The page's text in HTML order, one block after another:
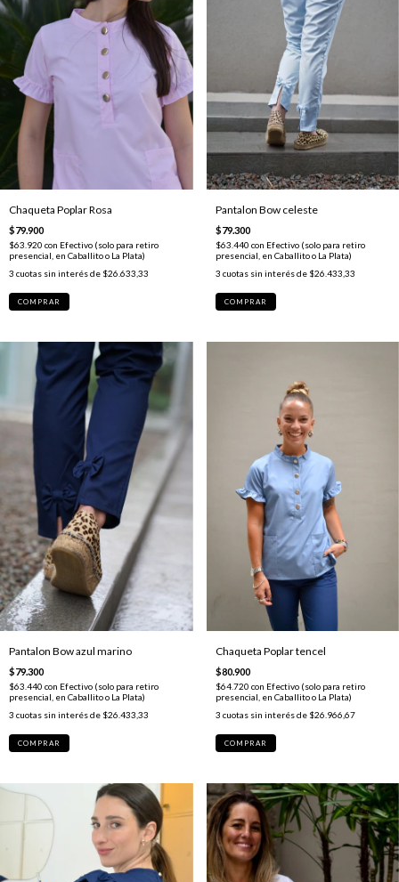
Chaqueta Poplar Rosa
$79.900
$63.920 con Efectivo (solo para retiro
presencial, en Caballito o La Plata)
3 cuotas sin interés de $26.633,33
COMPRAR
Pantalon Bow celeste
$79.300
$63.440 con Efectivo (solo para retiro
presencial, en Caballito o La Plata)
3 cuotas sin interés de $26.433,33
COMPRAR
Pantalon Bow azul marino
$79.300
$63.440 con Efectivo (solo para retiro
presencial, en Caballito o La Plata)
3 cuotas sin interés de $26.433,33
COMPRAR
Chaqueta Poplar tencel
$80.900
$64.720 con Efectivo (solo para retiro
presencial, en Caballito o La Plata)
3 cuotas sin interés de $26.966,67
COMPRAR